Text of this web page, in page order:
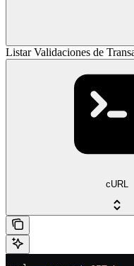
Listar Validaciones de
cURL